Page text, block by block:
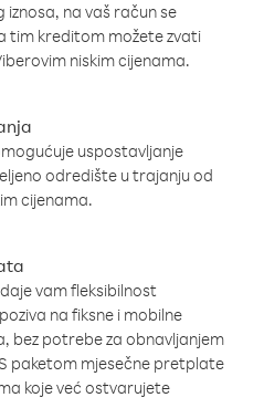
iznosa, na vaš račun se
tim kreditom možete zvati
niskim cijenama.
uspostavljanje
odredište u trajanju od
cijenama.
vam fleksibilnost
na fiksne i mobilne
bez potrebe za obnavljanjem
paketom mjesečne pretplate
koje već ostvarujete